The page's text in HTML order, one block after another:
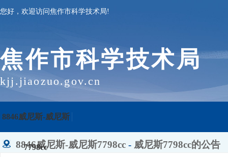
您好，欢迎访问焦作市科学技术局!
焦作市科学技术局
kjj.jiaozuo.gov.cn
8846威尼斯-威尼斯
7798cc
8846威尼斯-威尼斯7798cc - 威尼斯7798cc的公告